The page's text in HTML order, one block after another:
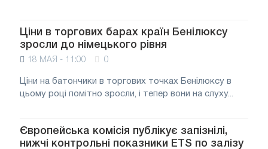
Ціни в торгових барах країн Бенілюксу
зросли до німецького рівня
18 МАЯ - 11:00 0
Ціни на батончики в торгових точках Бенілюксу в
цьому році помітно зросли, і тепер вони на слуху...
Європейська комісія публікує запізнілі,
нижчі контрольні показники ETS по залізу